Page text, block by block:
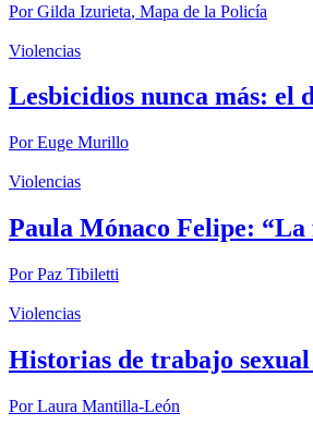
PorGilda Izurieta, Mapa de la Policía
Violencias
Lesbicidios nunca más: el
PorEuge Murillo
Violencias
Paula Mónaco Felipe:
PorPaz Tibiletti
Violencias
Historias de trabajo
PorLaura Mantilla-León